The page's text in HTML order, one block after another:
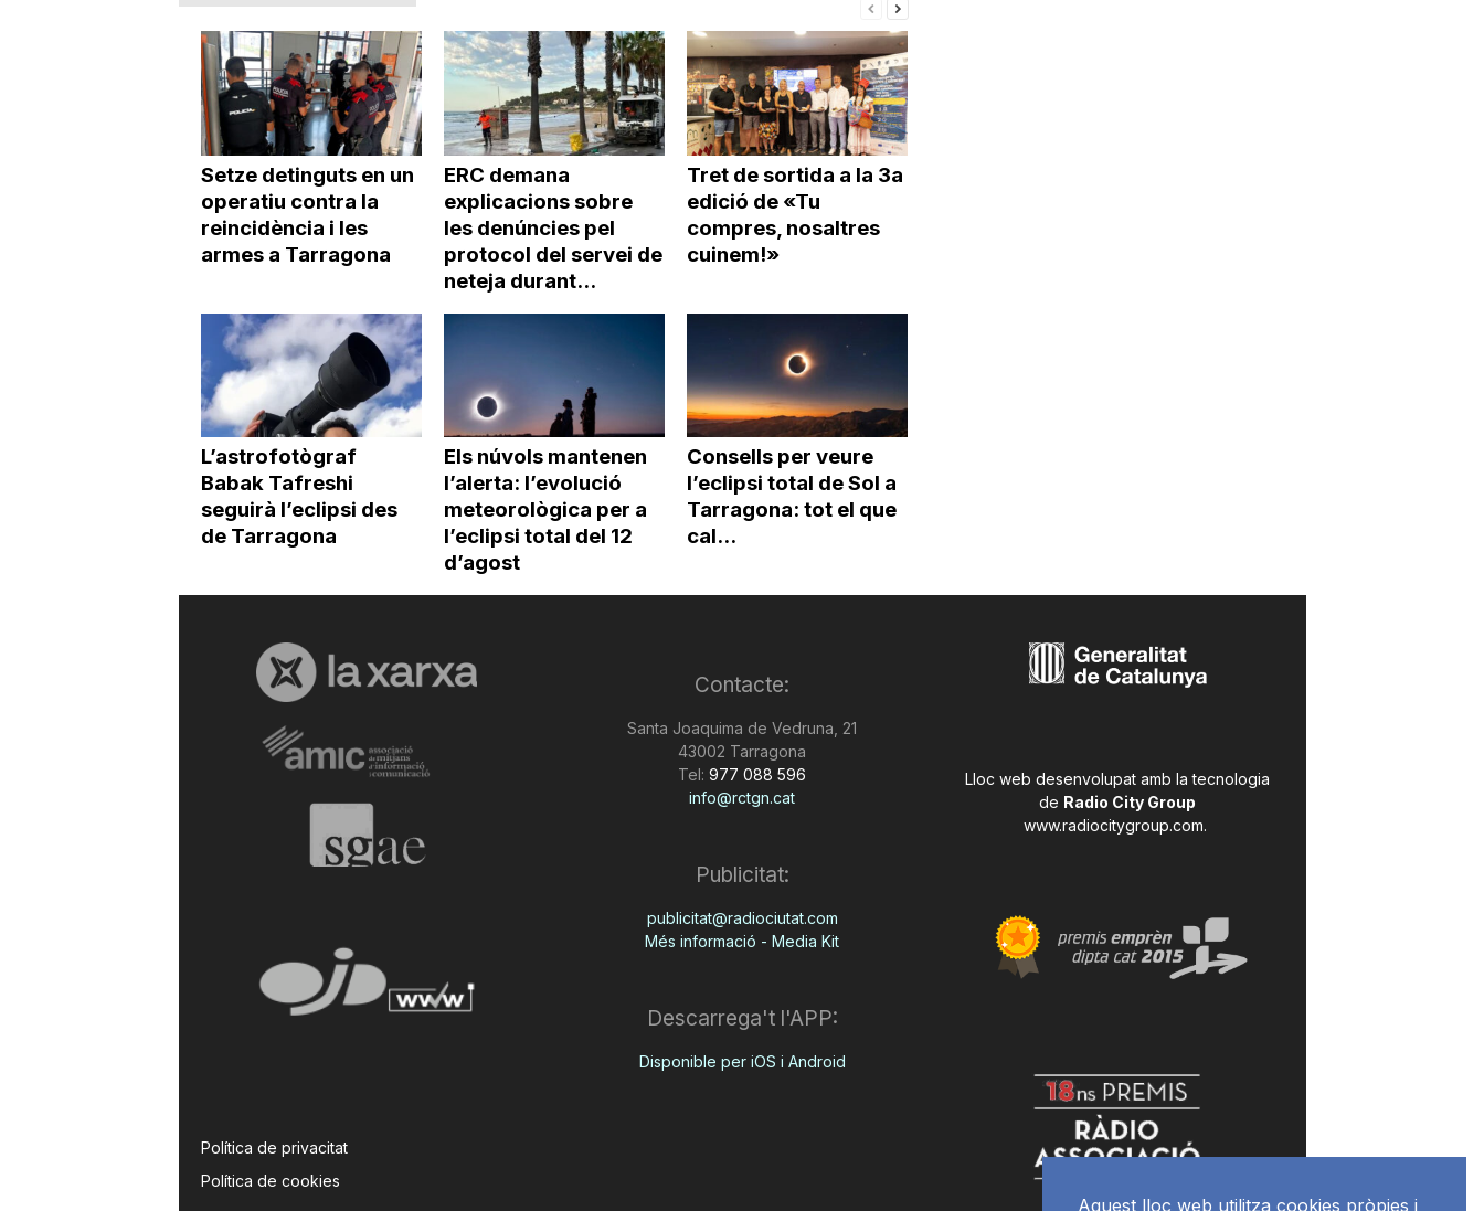
Setze detinguts en un
operatiu contra la
reincidència i les
armes a Tarragona
ERC demana
explicacions sobre
les denúncies pel
protocol del servei de
neteja durant...
Tret de sortida a la 3a
edició de «Tu
compres, nosaltres
cuinem!»
L’astrofotògraf
Babak Tafreshi
seguirà l’eclipsi des
de Tarragona
Els núvols mantenen
l’alerta: l’evolució
meteorològica per a
l’eclipsi total del 12
d’agost
Consells per veure
l’eclipsi total de Sol a
Tarragona: tot el que
cal...
Política de privacitat
Política de cookies
Contacte:
Santa Joaquima de Vedruna, 21
43002 Tarragona
Tel: 977 088 596
info@rctgn.cat
Publicitat:
publicitat@radiociutat.com
Més informació - Media Kit
Descarrega't l'APP:
Disponible per iOS i Android
Lloc web desenvolupat amb la tecnologia
de Radio City Group
www.radiocitygroup.com.
Aquest lloc web utilitza cookies pròpies i